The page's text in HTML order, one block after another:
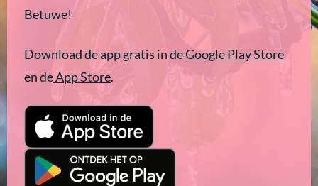
Betuwe!
Download de app gratis in deGoogle Play Store
en deApp Store.